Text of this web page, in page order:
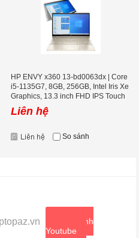
HP ENVY x360 13-bd0063dx | Core
i5-1135G7, 8GB, 256GB, Intel Iris Xe
Graphics, 13.3 inch FHD IPS Touch
Screen
Liên hệ
So sánh
Xem kênh
Youtube